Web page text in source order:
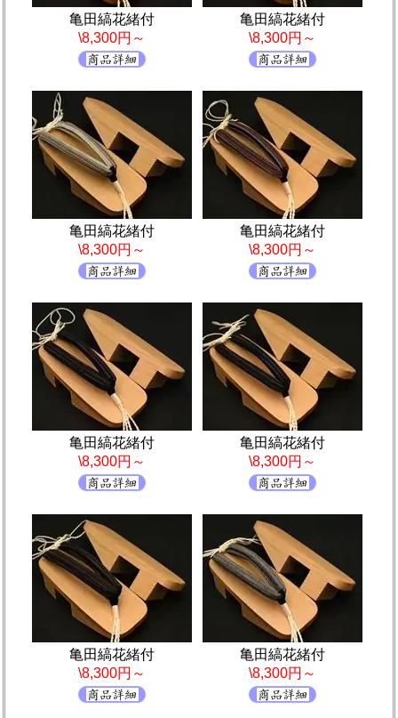
亀田縞花緒付
\8,300円～
亀田縞花緒付
\8,300円～
亀田縞花緒付
\8,300円～
亀田縞花緒付
\8,300円～
亀田縞花緒付
\8,300円～
亀田縞花緒付
\8,300円～
亀田縞花緒付
\8,300円～
亀田縞花緒付
\8,300円～